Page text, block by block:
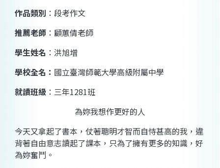
作品類別 ： 段考作文
推薦老師 ： 顧蕙倩老師
學生姓名 ： 洪旭增
學校全名： 國立臺灣師範大學高級附屬中學
就讀班級 ： 三年1281班
為妳我想作更好的人
今天又拿起了書本，仗著聰明才智而自恃甚高的我，違
背著自由意志讀起了課本，只為了擁有更多的知識，好
為妳奮鬥。